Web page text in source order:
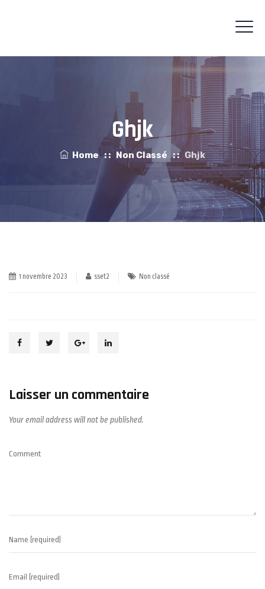
Ghjk
Home: : Non Classé : :Ghjk
1 novembre 2023 sset2 Non classé
Laisser un commentaire
Your email address will not be published.